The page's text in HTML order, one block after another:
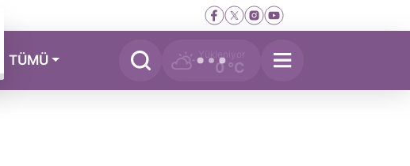
TÜMÜ Yükleniyor
0 °C